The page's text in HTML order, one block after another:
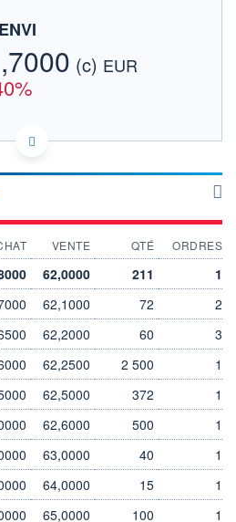
FORUM
ACTIONNAIRES
(c) EUR
TEMPS RÉEL
13h12
62,0
62,2
CLÔTURE VEILLE
61,9500
+ BAS
61,7000
VENTE QTÉ ORDRES
62,0000 211
1
62,1000 72
2
62,2000 60
3
62,2500 2 500
1
62,5000 372
1
62,6000 500
1
63,0000 40
1
64,0000 15
1
65,0000 100
1